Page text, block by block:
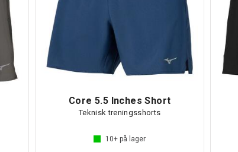
Core 5.5 Inches Short
Teknisk treningsshorts
10+ på lager